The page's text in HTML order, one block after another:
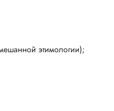
этимологии);